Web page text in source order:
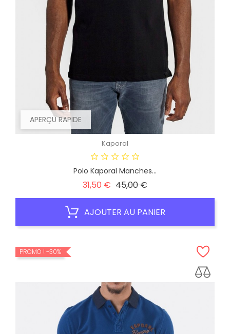
APERÇU RAPIDE
Kaporal
Polo Kaporal Manches...
31,50 € Prix
45,00 €Prix
AJOUTER AU PANIER
PROMO ! -30%